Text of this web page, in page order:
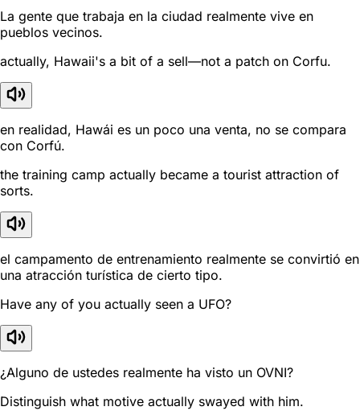
La gente que trabaja en la ciudad realmente vive en
pueblos vecinos.
actually, Hawaii's a bit of a sell—not a patch on Corfu.
en realidad, Hawái es un poco una venta, no se compara
con Corfú.
the training camp actually became a tourist attraction of
sorts.
el campamento de entrenamiento realmente se convirtió en
una atracción turística de cierto tipo.
Have any of you actually seen a UFO?
¿Alguno de ustedes realmente ha visto un OVNI?
Distinguish what motive actually swayed with him.